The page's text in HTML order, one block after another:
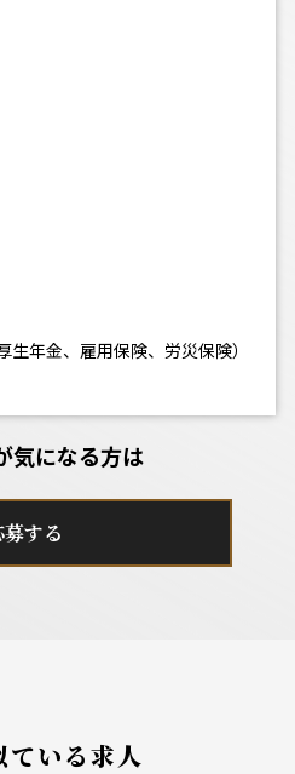
年金、雇用保険、労災保険）
気になる方は
募する
ている求人